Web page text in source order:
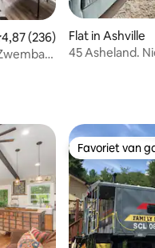
beoordeling van
4,87 (236)
Flat in Ashville
45 Asheland.
het centrum.
Favoriet van
Favoriet van